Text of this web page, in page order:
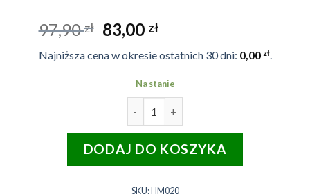
97,90zł
Pierwotna
cena
wynosiła:
97,90 zł.
83,00 złAktualna
wynosi:
83,00 zł.
Najniższa cena w okresie ostatnich 30 dni: 0,00 zł.
Na stanie
DODAJ DO KOSZYKA
SKU:HM020